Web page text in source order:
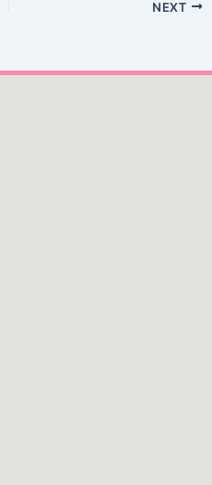
NEXT